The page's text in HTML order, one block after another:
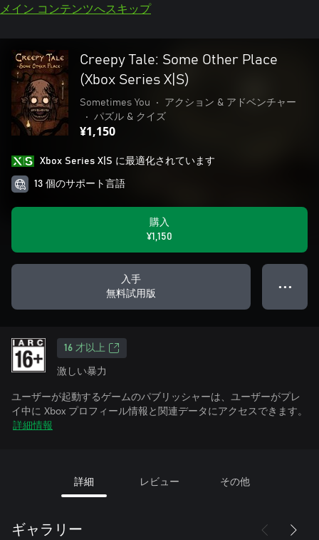
メイン コンテンツへスキップ
Creepy Tale: Some Other Place
(Xbox Series X|S)
Sometimes You •
アクション & アドベンチャー
•
パズル & クイズ
¥1,150
Xbox Series X|S に最適化されています
13 個のサポート言語
購入
¥1,150
入手
無料試用版
● ● ●
16 才以上
激しい暴力
ユーザーが起動するゲームのパブリッシャーは、ユーザーがプレ
イ中に Xbox プロフィール情報と関連データにアクセスできます。
詳細情報
詳細 レビュー その他
ギャラリー